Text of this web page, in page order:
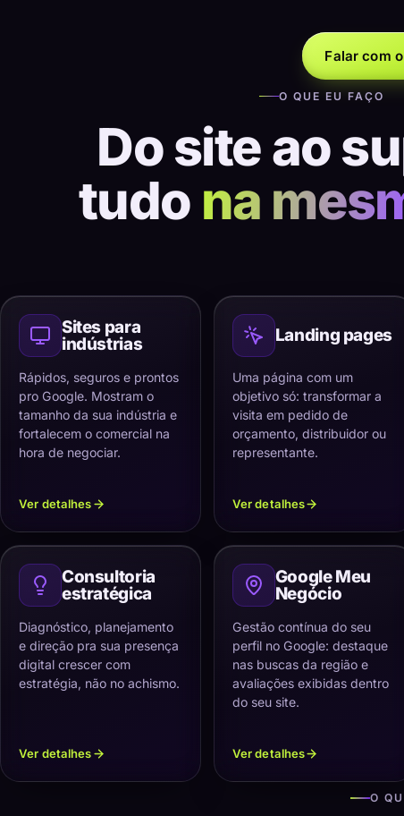
Falar com
O QUE EU FAÇO
Do site ao
tudo na
Sites para
indústrias
Rápidos, seguros e prontos
pro Google. Mostram o
tamanho da sua indústria e
fortalecem o comercial na
hora de negociar.
Ver detalhes
Landing pages
Uma página com um
objetivo só: transformar a
visita em pedido de
orçamento, distribuidor ou
representante.
Ver detalhes
Consultoria
estratégica
Diagnóstico, planejamento
e direção pra sua presença
digital crescer com
estratégia, não no achismo.
Ver detalhes
Google Meu
Negócio
Gestão contínua do seu
perfil no Google: destaque
nas buscas da região e
avaliações exibidas dentro
do seu site.
Ver detalhes
O